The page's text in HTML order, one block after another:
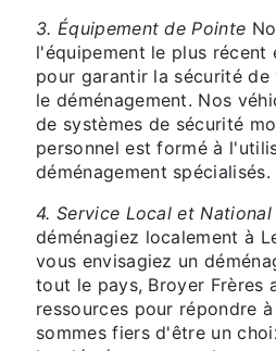
3. Équipement de Pointe
l'équipement le plus récent
pour garantir la sécurité de
le déménagement. Nos
de systèmes de sécurité
personnel est formé à
déménagement spécialisés.
4. Service Local et National
déménagiez localement à
vous envisagiez un
tout le pays, Broyer Frères
ressources pour répondre
sommes fiers d'être un